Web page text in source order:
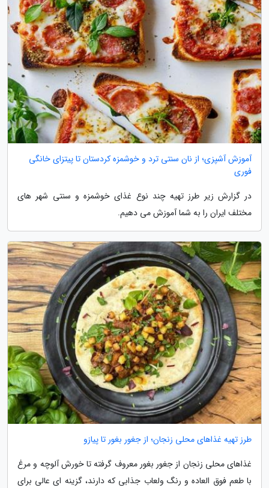
آموزش آشپزی؛ از نان سنتی ترد و خوشمزه کردستان تا پیتزای خانگی
فوری
در گزارش زیر طرز تهیه چند نوع غذای خوشمزه و سنتی شهر های
مختلف ایران را به شما آموزش می دهیم.
طرز تهیه غذاهای محلی زنجان؛ از جغور بغور تا پیازو
غذاهای محلی زنجان از جغور بغور معروف گرفته تا خورش آلوچه و مرغ
با طعم فوق العاده و رنگ ولعاب جذابی که دارند، گزینه ای عالی برای